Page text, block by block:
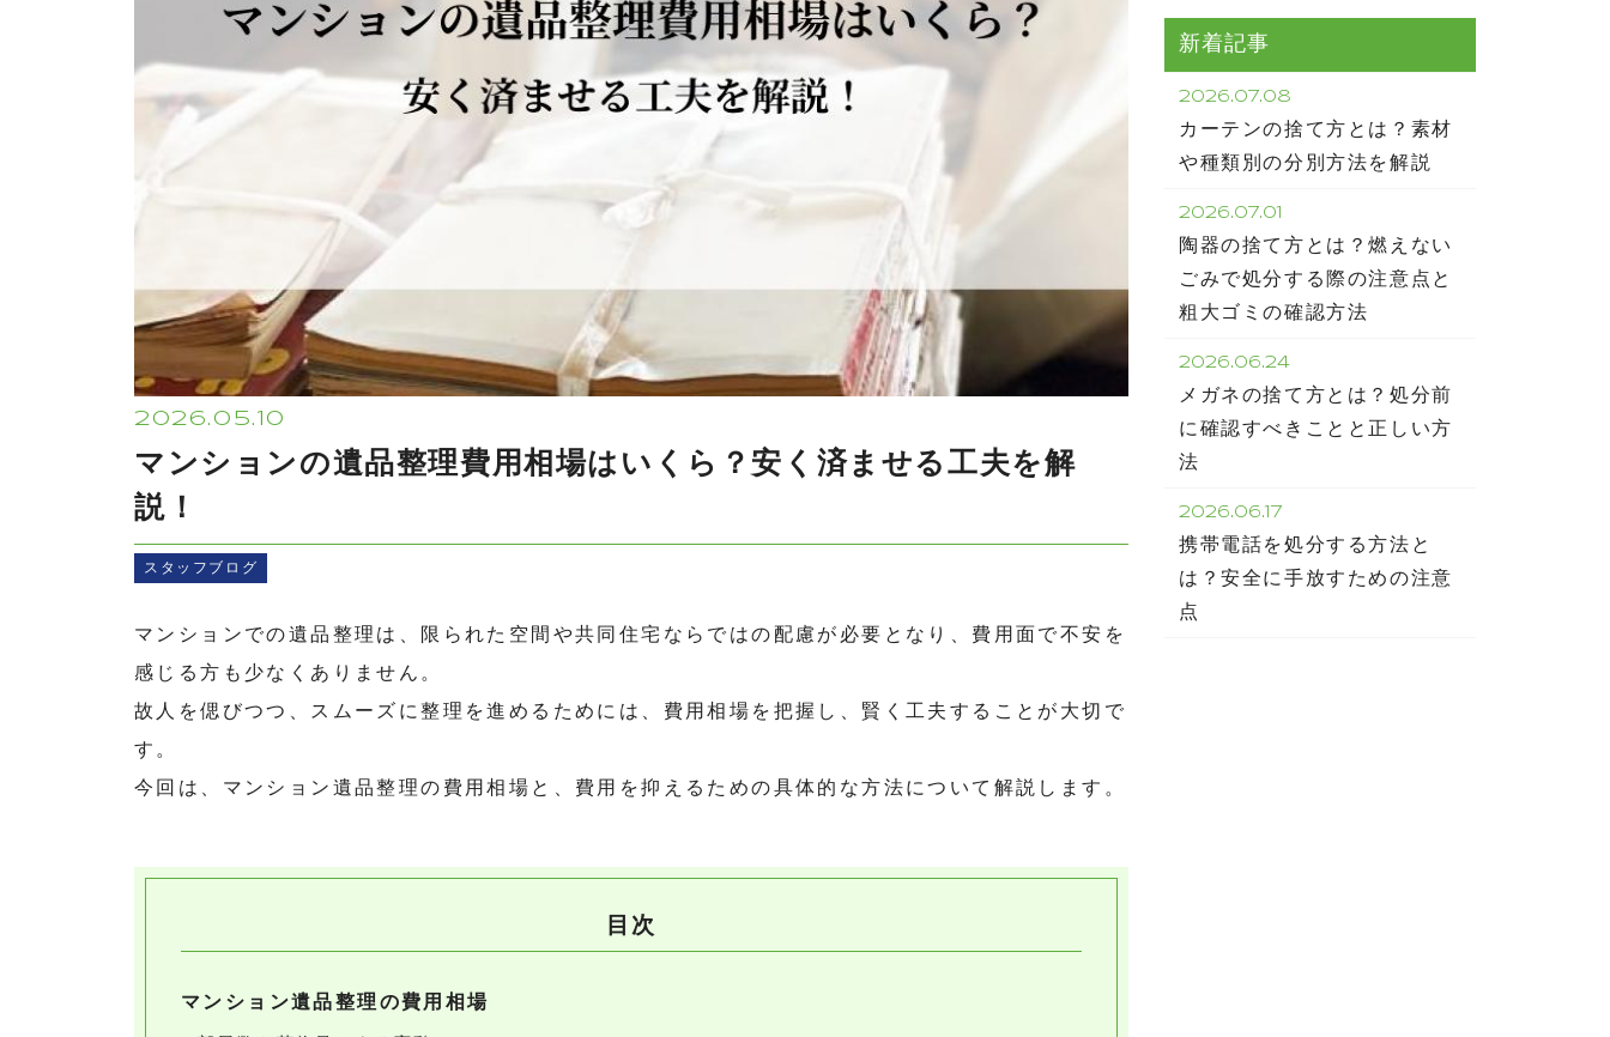
2026.05.10
マンションの遺品整理費用相場はいくら？安く済ませる工夫を解
説！
スタッフブログ
マンションでの遺品整理は、限られた空間や共同住宅ならではの配慮が必要となり、費用面で不安を
感じる方も少なくありません。
故人を偲びつつ、スムーズに整理を進めるためには、費用相場を把握し、賢く工夫することが大切で
す。
今回は、マンション遺品整理の費用相場と、費用を抑えるための具体的な方法について解説します。
目次
マンション遺品整理の費用相場
新着記事
2026.07.08
カーテンの捨て方とは？素材
や種類別の分別方法を解説
2026.07.01
陶器の捨て方とは？燃えない
ごみで処分する際の注意点と
粗大ゴミの確認方法
2026.06.24
メガネの捨て方とは？処分前
に確認すべきことと正しい方
法
2026.06.17
携帯電話を処分する方法と
は？安全に手放すための注意
点